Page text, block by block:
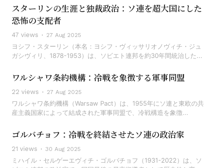
スターリンの生涯と独裁政治：ソ連を超大国にした
恐怖の支配者
47 views 27 Aug 2025
ヨシフ・スターリン（本名：ヨシフ・ヴィッサリオノヴィチ・ジュ
ガシヴィリ、1878-1953）は、ソビエト連邦を約30年間統治した...
ワルシャワ条約機構：冷戦を象徴する軍事同盟
22 views 27 Aug 2025
ワルシャワ条約機構（Warsaw Pact）は、1955年にソ連と東欧の共
産主義国家によって結成された軍事同盟で、冷戦構造を象徴...
ゴルバチョフ：冷戦を終結させたソ連の政治家
21 views 30 Aug 2025
ミハイル・セルゲーエヴィチ・ゴルバチョフ（1931-2022）は、ソ